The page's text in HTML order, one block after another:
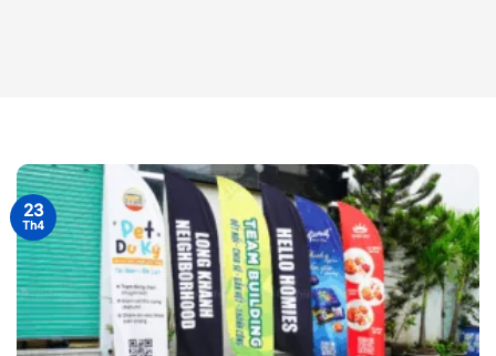
23
Th4